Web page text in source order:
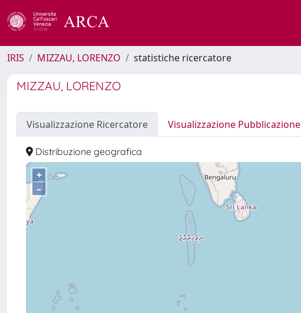
IRIS MIZZAU, LORENZO statistiche ricercatore
MIZZAU, LORENZO
Visualizzazione Ricercatore Visualizzazione Pubblicazione
Distribuzione geografica
+
–